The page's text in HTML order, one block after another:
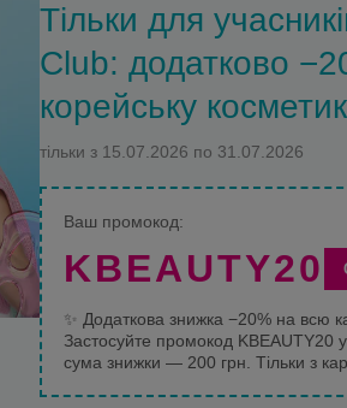
Тільки для
Club: додатково
корейську
тільки з 15.07.2026 по 31.07.2026
Ваш промокод:
KBEAUTY20
✨ Додаткова знижка −20% на всю
Застосуйте промокод KBEAUTY20
сума знижки — 200 грн. Тільки з